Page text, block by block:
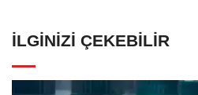
İLGINIZI ÇEKEBILIR